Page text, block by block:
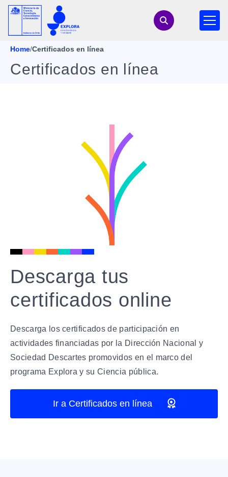
Home/Certificados en línea
Certificados en línea
Descarga tus
certificados online
Descarga los certificados de participación en
actividades financiadas por la Dirección Nacional y
Sociedad Descartes promovidos en el marco del
programa Explora y su Ciencia pública.
Ir a Certificados en línea